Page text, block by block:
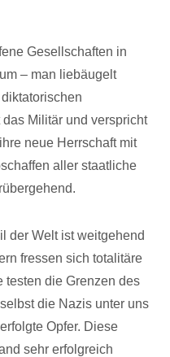
Gesellschaften in
– man liebäugelt
Militär und verspricht
neue Herrschaft mit
aller staatliche
der Welt ist weitgehend
fressen sich totalitäre
testen die Grenzen des
die Nazis unter uns
Opfer. Diese
sehr erfolgreich